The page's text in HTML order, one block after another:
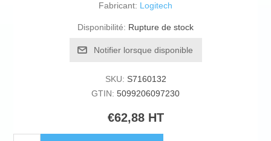
Fabricant: Logitech
Disponibilité: Rupture de stock
Notifier lorsque disponible
SKU: S7160132
GTIN: 5099206097230
€62,88 HT